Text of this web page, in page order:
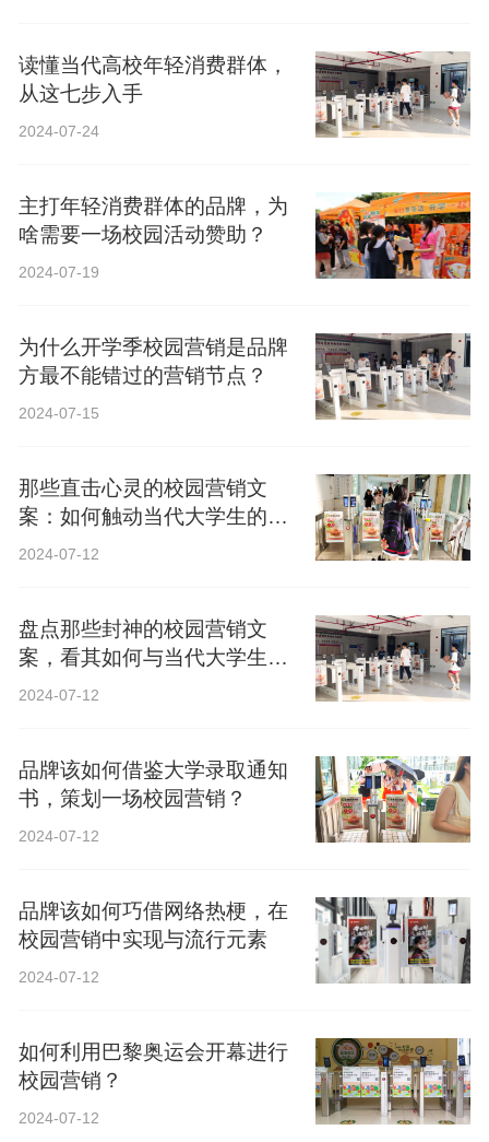
读懂当代高校年轻消费群体，
从这七步入手
2024-07-24
主打年轻消费群体的品牌，为
啥需要一场校园活动赞助？
2024-07-19
为什么开学季校园营销是品牌
方最不能错过的营销节点？
2024-07-15
那些直击心灵的校园营销文
案：如何触动当代大学生的心
弦？
2024-07-12
盘点那些封神的校园营销文
案，看其如何与当代大学生精
神共鸣？
2024-07-12
品牌该如何借鉴大学录取通知
书，策划一场校园营销？
2024-07-12
品牌该如何巧借网络热梗，在
校园营销中实现与流行元素
2024-07-12
如何利用巴黎奥运会开幕进行
校园营销？
2024-07-12